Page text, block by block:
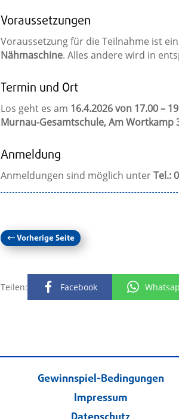
Voraussetzungen
Voraussetzung für die Teilnahme ist
Nähmaschine. Alles andere wird in
Termin und Ort
Los geht es am 16.4.2026 von 17.00 –
Murnau-Gesamtschule, Am Wortkamp
Anmeldung
Anmeldungen sind möglich unterTel.:
←Vorherige Seite
Teilen: Facebook
Gewinnspiel-Bedingungen
Impressum